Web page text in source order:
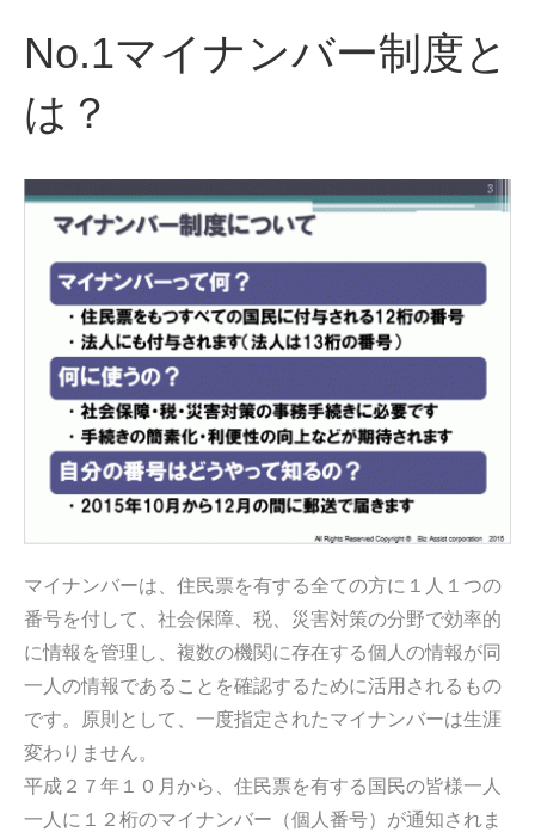
No.1マイナンバー制度と
は？
マイナンバーは、住民票を有する全ての方に１人１つの
番号を付して、社会保障、税、災害対策の分野で効率的
に情報を管理し、複数の機関に存在する個人の情報が同
一人の情報であることを確認するために活用されるもの
です。原則として、一度指定されたマイナンバーは生涯
変わりません。
平成２７年１０月から、住民票を有する国民の皆様一人
一人に１２桁のマイナンバー（個人番号）が通知されま